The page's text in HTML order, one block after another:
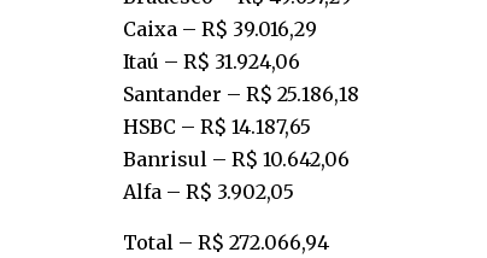
Caixa – R$ 39.016,29
Itaú – R$ 31.924,06
Santander – R$ 25.186,18
HSBC – R$ 14.187,65
Banrisul – R$ 10.642,06
Alfa – R$ 3.902,05
Total – R$ 272.066,94